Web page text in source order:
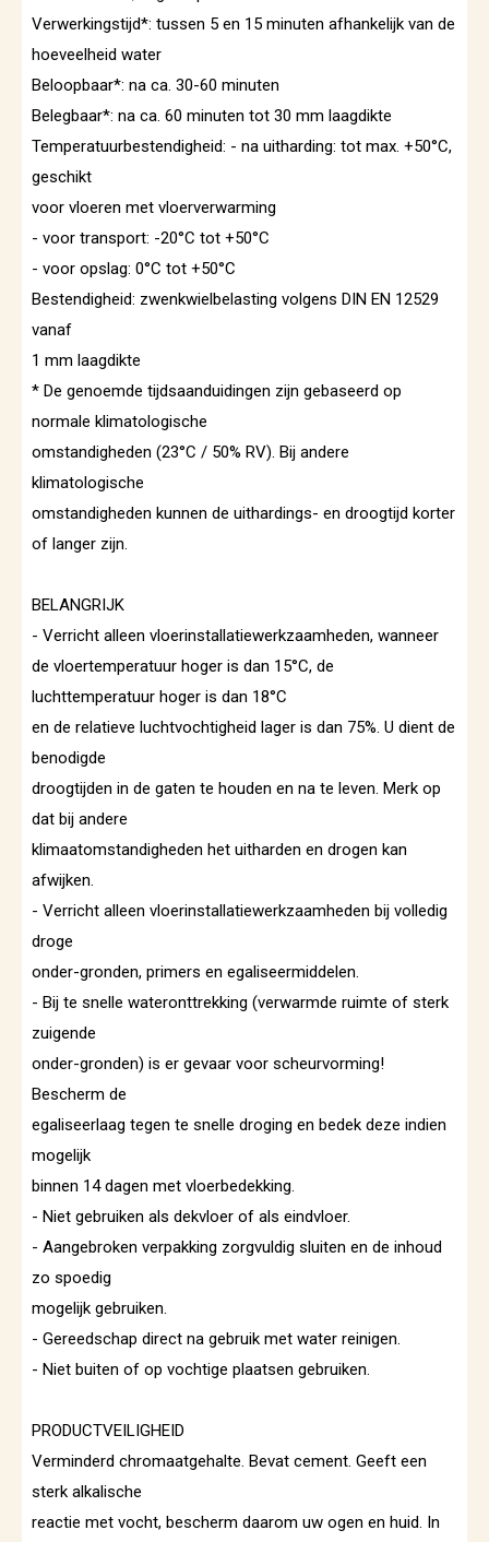
Verwerkingstijd*: tussen 5 en 15 minuten afhankelijk van de
hoeveelheid water
Beloopbaar*: na ca. 30-60 minuten
Belegbaar*: na ca. 60 minuten tot 30 mm laagdikte
Temperatuurbestendigheid: - na uitharding: tot max. +50°C,
geschikt
voor vloeren met vloerverwarming
- voor transport: -20°C tot +50°C
- voor opslag: 0°C tot +50°C
Bestendigheid: zwenkwielbelasting volgens DIN EN 12529
vanaf
1 mm laagdikte
* De genoemde tijdsaanduidingen zijn gebaseerd op
normale klimatologische
omstandigheden (23°C / 50% RV). Bij andere
klimatologische
omstandigheden kunnen de uithardings- en droogtijd korter
of langer zijn.
BELANGRIJK
- Verricht alleen vloerinstallatiewerkzaamheden, wanneer
de vloertemperatuur hoger is dan 15°C, de
luchttemperatuur hoger is dan 18°C
en de relatieve luchtvochtigheid lager is dan 75%. U dient de
benodigde
droogtijden in de gaten te houden en na te leven. Merk op
dat bij andere
klimaatomstandigheden het uitharden en drogen kan
afwijken.
- Verricht alleen vloerinstallatiewerkzaamheden bij volledig
droge
onder-gronden, primers en egaliseermiddelen.
- Bij te snelle wateronttrekking (verwarmde ruimte of sterk
zuigende
onder-gronden) is er gevaar voor scheurvorming!
Bescherm de
egaliseerlaag tegen te snelle droging en bedek deze indien
mogelijk
binnen 14 dagen met vloerbedekking.
- Niet gebruiken als dekvloer of als eindvloer.
- Aangebroken verpakking zorgvuldig sluiten en de inhoud
zo spoedig
mogelijk gebruiken.
- Gereedschap direct na gebruik met water reinigen.
- Niet buiten of op vochtige plaatsen gebruiken.
PRODUCTVEILIGHEID
Verminderd chromaatgehalte. Bevat cement. Geeft een
sterk alkalische
reactie met vocht, bescherm daarom uw ogen en huid. In